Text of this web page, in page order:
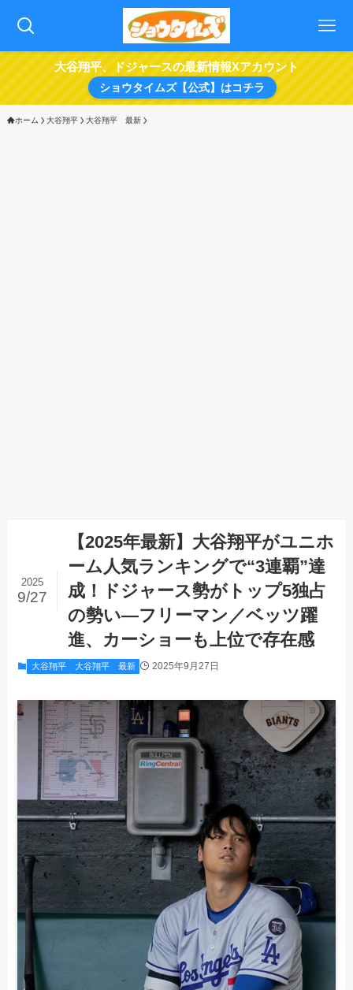
大谷翔平、ドジャースの最新情報Xアカウント
ショウタイムズ【公式】はコチラ
ホーム 大谷翔平 大谷翔平 最新
【2025年最新】大谷翔平がユニホ
ーム人気ランキングで“3連覇”達
成！ドジャース勢がトップ5独占
の勢い—フリーマン／ベッツ躍
進、カーショーも上位で存在感
2025
9/27
大谷翔平 大谷翔平 最新 2025年9月27日